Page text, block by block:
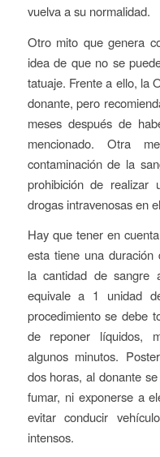
vuelva a su normalidad.
Otro mito que genera
idea de que no se
tatuaje. Frente a ello, la
donante, pero
meses después de
mencionado. Otra
contaminación de la
prohibición de realizar
drogas intravenosas en
Hay que tener en
esta tiene una duración
la cantidad de
equivale a 1 unidad
procedimiento se debe
de reponer líquidos,
algunos minutos.
dos horas, al donante
fumar, ni exponerse a
evitar conducir
intensos.